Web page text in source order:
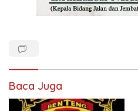
Baca Juga